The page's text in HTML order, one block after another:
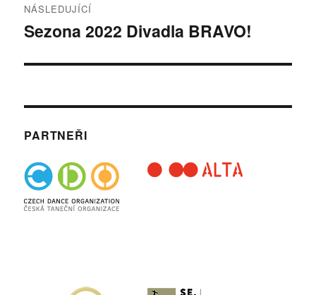
NÁSLEDUJÍCÍ
Následující
Sezona 2022 Divadla BRAVO!
PARTNEŘI